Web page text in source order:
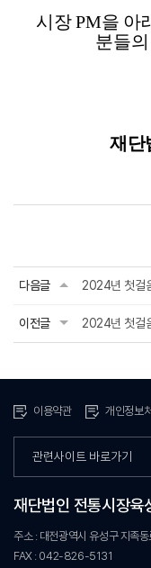
시장 PM을 아
분들
재단
다음글 2024년 첫걸
이전글 2024년 첫걸
이용약관 개인정보
관련사이트 바로가기
재단법인 전통시장육
주소 : 대전광역시 유성구 지족
FAX : 042-826-5131